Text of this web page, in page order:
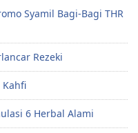
Syamil Bagi-Bagi THR
Rezeki
6 Herbal Alami